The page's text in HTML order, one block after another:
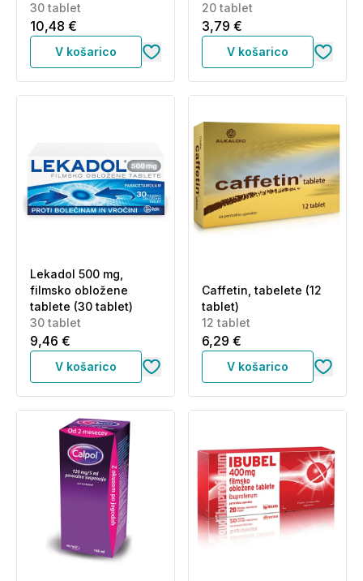
30 tablet
10,48 €
V košarico
20 tablet
3,79 €
V košarico
Lekadol 500 mg,
filmsko obložene
tablete (30 tablet)
30 tablet
9,46 €
V košarico
Caffetin, tabelete (12
tablet)
12 tablet
6,29 €
V košarico